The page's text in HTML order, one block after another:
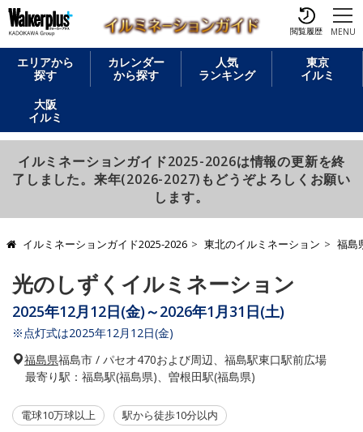
閲覧履歴 MENU
エリアから
探す
カレンダー
から探す
人気
ランキング
東京
イルミ
大阪
イルミ
イルミネーションガイド2025-2026は情報の更新を終
了しました。来年(2026-2027)もどうぞよろしくお願い
します。
イルミネーションガイド2025-2026 東北のイルミネーション 福島
光のしずくイルミネーション
2025年12月12日(金)～2026年1月31日(土)
※点灯式は2025年12月12日(金)
福島県福島市 / パセオ470および周辺、福島駅東口駅前広場
最寄り駅：福島駅(福島県)、曽根田駅(福島県)
電球10万球以上 駅から徒歩10分以内